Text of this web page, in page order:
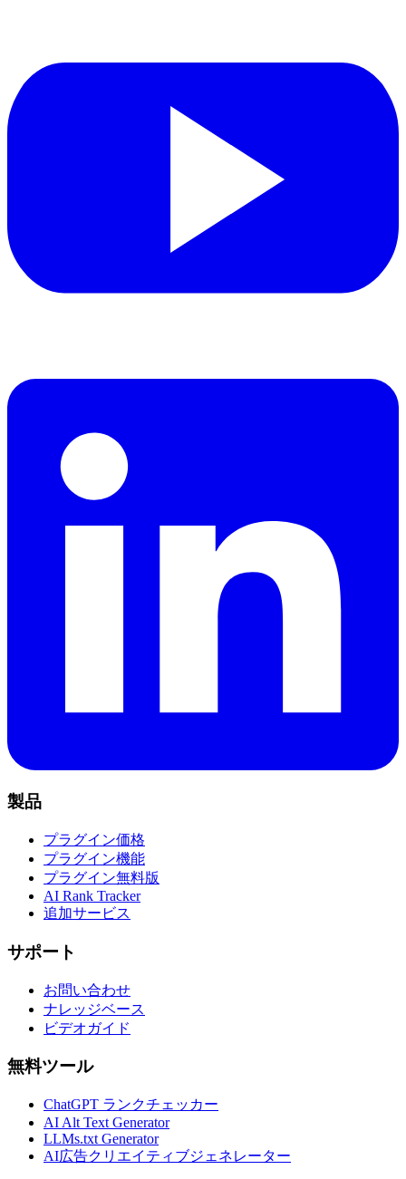
製品
プラグイン価格
プラグイン機能
プラグイン無料版
AI Rank Tracker
追加サービス
サポート
お問い合わせ
ナレッジベース
ビデオガイド
無料ツール
ChatGPT ランクチェッカー
AI Alt Text Generator
LLMs.txt Generator
AI広告クリエイティブジェネレーター